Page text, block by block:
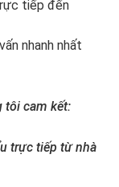
tiếp đến
nhanh nhất
tôi cam kết:
trực tiếp từ nhà